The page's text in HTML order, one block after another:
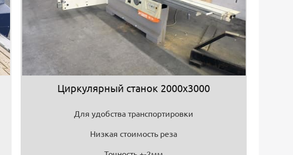
Циркулярный станок 2000х3000
Для удобства транспортировки
Низкая стоимость реза